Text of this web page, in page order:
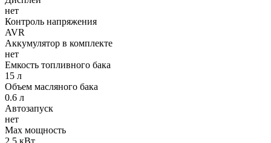
нет
Контроль напряжения
AVR
Аккумулятор в комплекте
нет
Емкость топливного бака
15 л
Объем масляного бака
0.6 л
Автозапуск
нет
Max мощность
2.5 кВт